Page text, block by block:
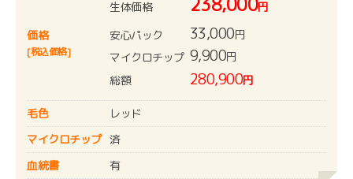
価格
[税込価格]
生体価格
円
安心パック
33,000円
マイクロチップ 9,900円
総額
280,900円
毛色
レッド
マイクロチップ 済
血統書
有